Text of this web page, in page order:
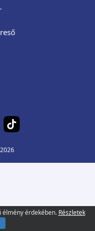
élmény érdekében. Részletek